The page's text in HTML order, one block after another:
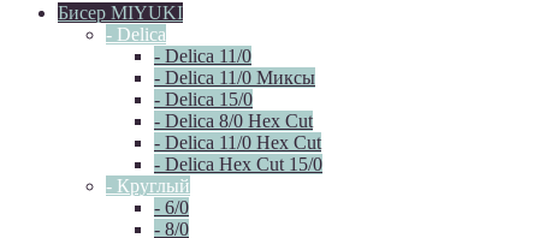
Бисер MIYUKI
- Delica
- Delica 11/0
- Delica 11/0 Миксы
- Delica 15/0
- Delica 8/0 Hex Cut
- Delica 11/0 Hex Cut
- Delica Hex Cut 15/0
- Круглый
- 6/0
- 8/0